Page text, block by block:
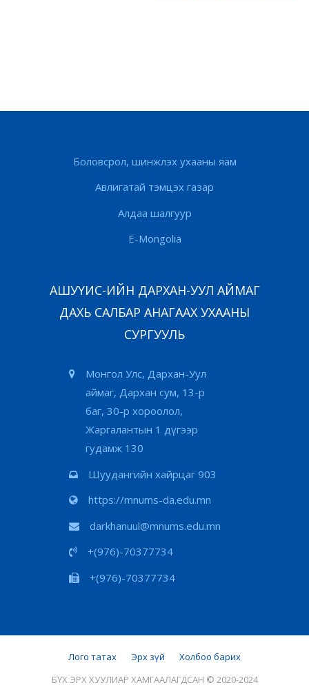
Боловсрол, шинжлэх ухааны яам
Авлигатай тэмцэх газар
Алдаа шалгуур
E-Mongolia
АШУҮИС-ИЙН ДАРХАН-УУЛ АЙМАГ
ДАХЬ САЛБАР АНАГААХ УХААНЫ
СУРГУУЛЬ
Монгол Улс, Дархан-Уул
аймаг, Дархан сум, 13-р
баг, 30-р хороолол,
Жаргалантын 1 дүгээр
гудамж 130
Шуудангийн хайрцаг 903
https://mnums-da.edu.mn
darkhanuul@mnums.edu.mn
+(976)-70377734
+(976)-70377734
Лого татах Эрх зүй
Холбоо барих
БҮХ ЭРХ ХУУЛИАР ХАМГААЛАГДСАН © 2020-2024